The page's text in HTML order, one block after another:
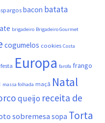
bacon batata
brigadeiro Brigadeiro Gourmet
cogumelos cookies Costa
Europa farofa frango
massa folhada maçã Natal
queijo receita de
sobremesa sopa Torta